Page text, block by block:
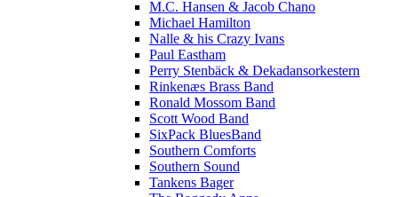
M.C. Hansen & Jacob Chano
Michael Hamilton
Nalle & his Crazy Ivans
Paul Eastham
Perry Stenbäck & Dekadansorkestern
Rinkenæs Brass Band
Ronald Mossom Band
Scott Wood Band
SixPack BluesBand
Southern Comforts
Southern Sound
Tankens Bager